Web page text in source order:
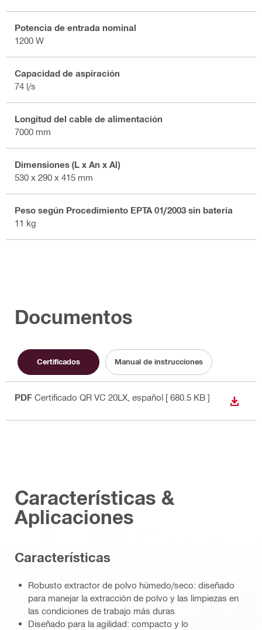
Potencia de entrada nominal
1200 W
Capacidad de aspiración
74 l/s
Longitud del cable de alimentación
7000 mm
Dimensiones (L x An x Al)
530 x 290 x 415 mm
Peso según Procedimiento EPTA 01/2003 sin batería
11 kg
Documentos
Certificados Manual de instrucciones
PDF Certificado QR VC 20LX , español [ 680.5 KB ]
Características &
Aplicaciones
Características
Robusto extractor de polvo húmedo/seco: diseñado
para manejar la extracción de polvo y las limpiezas en
las condiciones de trabajo más duras
Diseñado para la agilidad: compacto y lo